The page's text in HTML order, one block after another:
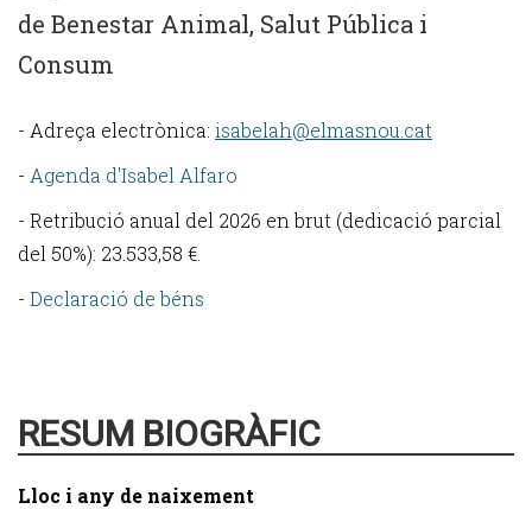
de Benestar Animal, Salut Pública i
Consum
- Adreça electrònica: isabelah@elmasnou.cat
- Agenda d'Isabel Alfaro
- Retribució anual del 2026 en brut (dedicació parcial
del 50%): 23.533,58 €.
- Declaració de béns
RESUM BIOGRÀFIC
Lloc i any de naixement